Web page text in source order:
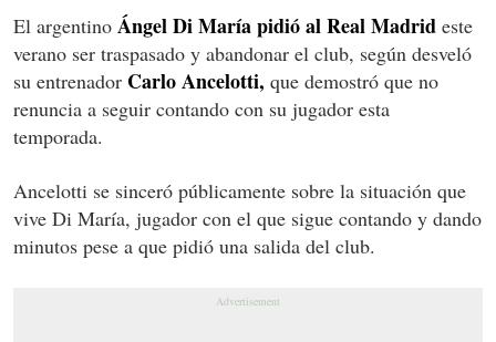
El argentino Ángel Di María pidió al Real Madrid este
verano ser traspasado y abandonar el club, según desveló
su entrenador Carlo Ancelotti, que demostró que no
renuncia a seguir contando con su jugador esta
temporada.
Ancelotti se sinceró públicamente sobre la situación que
vive Di María, jugador con el que sigue contando y dando
minutos pese a que pidió una salida del club.